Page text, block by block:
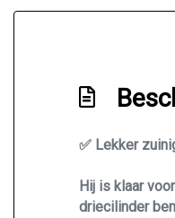
✅️ Lekker
Hij is klaar
driecilinder